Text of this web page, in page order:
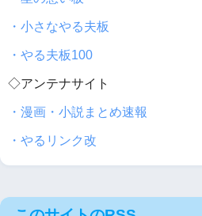
・小さなやる夫板
・やる夫板100
◇アンテナサイト
・漫画・小説まとめ速報
・やるリンク改